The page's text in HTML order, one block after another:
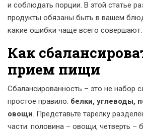
и соблюдать порции. В этой статье
продукты обязаны быть в вашем
какие ошибки чаще всего совершают.
Как
прием пищи
Сбалансированность – это не набор
простое правило: белки, углеводы,
овощи. Представьте тарелку
части: половина – овощи, четверть –